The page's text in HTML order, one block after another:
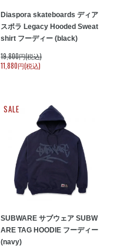
Diaspora skateboards ディア
スポラ Legacy Hooded Sweat
shirt フーディー (black)
19,800円(税込)
11,880円(税込)
SALE
SUBWARE サブウェア SUBW
ARE TAG HOODIE フーディー
(navy)